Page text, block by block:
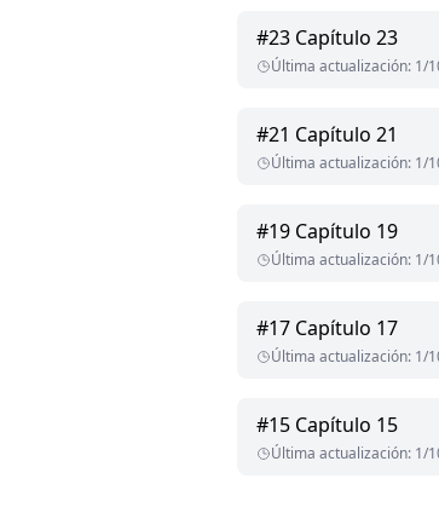
#23 Capítulo 23
Última actualización: 1/
#21 Capítulo 21
Última actualización: 1/
#19 Capítulo 19
Última actualización: 1/
#17 Capítulo 17
Última actualización: 1/
#15 Capítulo 15
Última actualización: 1/